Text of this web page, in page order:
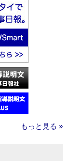
もっと見る »